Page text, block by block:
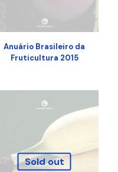
Anuário Brasileiro da
Fruticultura 2015
Sold out